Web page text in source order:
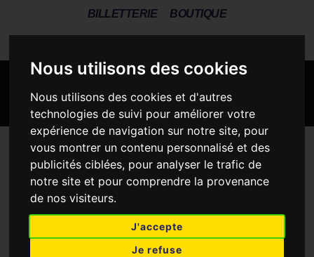
Nous utilisons des cookies
Nous utilisons des cookies et d'autres
technologies de suivi pour améliorer votre
expérience de navigation sur notre site, pour
vous montrer un contenu personnalisé et des
publicités ciblées, pour analyser le trafic de
notre site et pour comprendre la provenance
de nos visiteurs.
J'accepte
Je refuse
BILLETTERIE BOUTIQUE